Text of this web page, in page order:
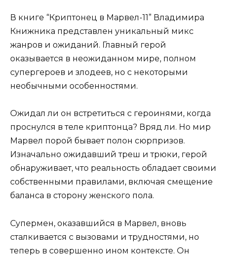
В книге “Криптонец в Марвел-11” Владимира
Книжника представлен уникальный микс
жанров и ожиданий. Главный герой
оказывается в неожиданном мире, полном
супергероев и злодеев, но с некоторыми
необычными особенностями.
Ожидал ли он встретиться с героинями, когда
проснулся в теле криптонца? Вряд ли. Но мир
Марвел порой бывает полон сюрпризов.
Изначально ожидавший треш и трюки, герой
обнаруживает, что реальность обладает своими
собственными правилами, включая смещение
баланса в сторону женского пола.
Супермен, оказавшийся в Марвел, вновь
сталкивается с вызовами и трудностями, но
теперь в совершенно ином контексте. Он